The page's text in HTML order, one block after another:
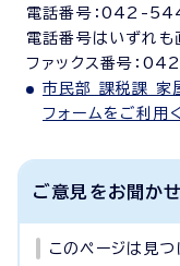
電話番号：042-
電話番号はいずれも
ファックス番号：
市民部 課税課 家
フォームをご利用
ご意見をお聞か
このページは見